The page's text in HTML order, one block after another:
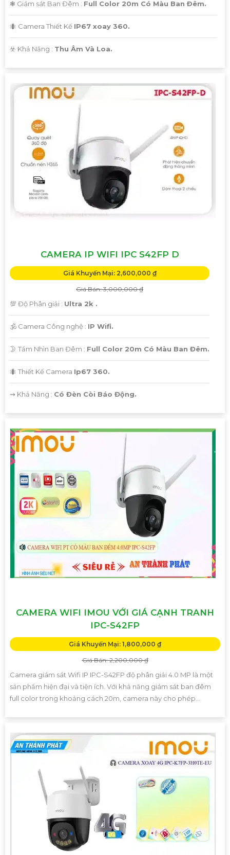
❃ Giám sát Ban Đêm : Full Color 20m Có Màu Ban Ðêm.
🐜 Camera Thiết Kế IP67 xoay 360.
️☣️ Khả Năng : Thu Âm Và Loa.
CAMERA IP WIFI IPC S42FP D
Giá Khuyến Mại: 2,600,000 ₫
Giá Bán: 3,000,000 ₫
💯 Độ Phân giải : Ultra 2k .
🕉️ Camera Công nghệ : IP Wifi.
🌛 Tầm Nhìn Ban Đêm : Full Color 20m Có Màu Ban Đêm.
🐜 Thiết Kế Camera Ip67 360.
️⇝ Khả Năng : Có Đèn Còi Báo Động.
CAMERA WIFI IMOU VỚI GIÁ CẠNH TRANH
IPC-S42FP
Giá Khuyến Mại: 1,800,000 ₫
Giá Bán: 2,200,000 ₫
Camera giám sát Wifi IP IPC-S42FP độ phân giải 4.0 MP là một
sản phẩm hiện đại và tiện ích. Với khả năng giám sát ban đêm
full color trong khoảng cách 20m, camera này cho phép...